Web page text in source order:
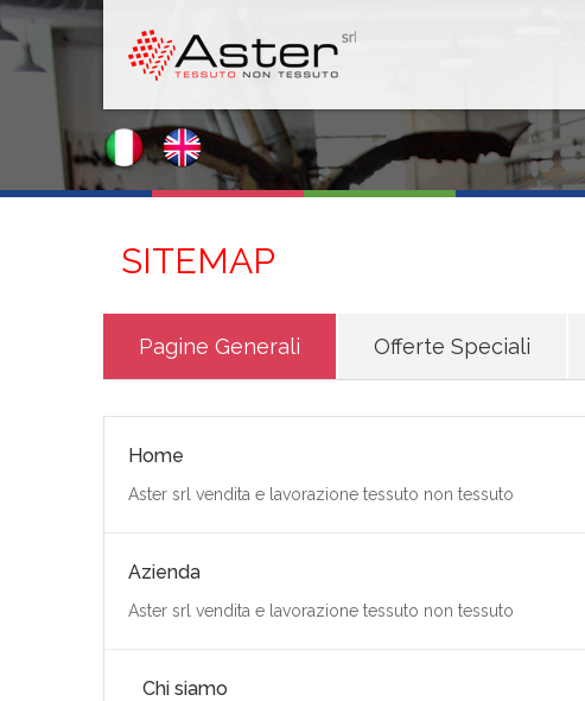
SITEMAP
Pagine Generali Offerte Speciali
Home
Aster srl vendita e lavorazione tessuto non tessuto
Azienda
Aster srl vendita e lavorazione tessuto non tessuto
Chi siamo